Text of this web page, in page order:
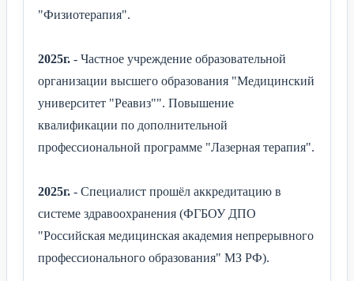
"Физиотерапия".
2025г. - Частное учреждение образовательной
организации высшего образования "Медицинский
университет "Реавиз"". Повышение
квалификации по дополнительной
профессиональной программе "Лазерная терапия".
2025г. - Специалист прошёл аккредитацию в
системе здравоохранения (ФГБОУ ДПО
"Российская медицинская академия непрерывного
профессионального образования" МЗ РФ).